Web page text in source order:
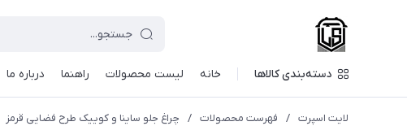
دسته‌بندی کالاها خانه لیست محصولات راهنما درباره ما
لایت اسپرت / فهرست محصولات / چراغ جلو ساینا و کوییک طرح فضایی قرمز